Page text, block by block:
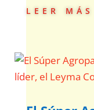
leer más